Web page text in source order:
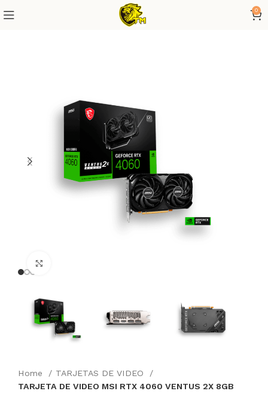
0
Home
TARJETAS DE VIDEO
TARJETA DE VIDEO MSI RTX 4060 VENTUS 2X 8GB